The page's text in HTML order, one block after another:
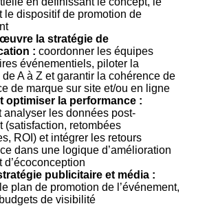
le dispositif de promotion de
œuvre la stratégie de
: coordonner les équipes
événementiels, piloter la
A à Z et garantir la cohérence de
de marque sur site et/ou en ligne
optimiser la performance :
analyser les données post-
(satisfaction, retombées
ROI) et intégrer les retours
dans une logique d’amélioration
d’écoconception
publicitaire et média :
plan de promotion de l’événement,
de visibilité